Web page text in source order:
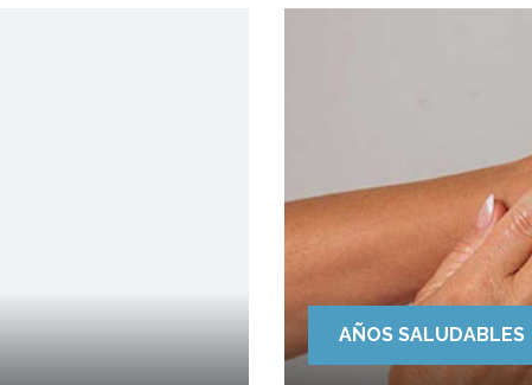
AÑOS SALUDABLES